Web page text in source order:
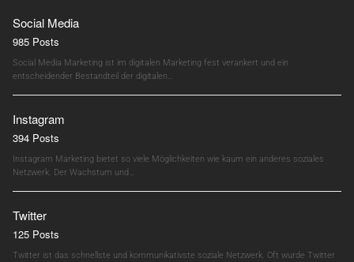
Social Media
985 Posts
Social Media Marketing ist im digitalen Marketing fest verankert und ein
entscheidender Bestandteil der digitalen…
Instagram
394 Posts
Instagram Marketing bietet so viele Möglichkeiten wie kaum ein anderes soziales
Netzwerk. Der Wachstum und…
Twitter
125 Posts
Twitter ist das schnellste und kommunikativste soziale Netzwerk. Oft wurde Twitter